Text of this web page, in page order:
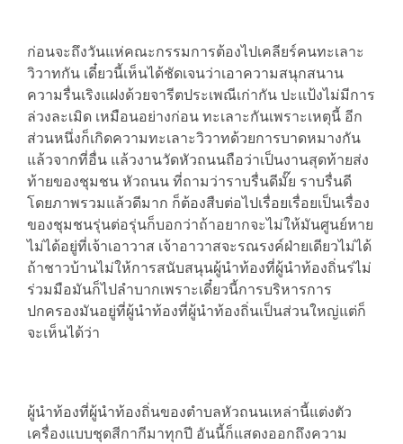
ก่อนจะถึงวันแห่คณะกรรมการต้องไปเคลียร์คนทะเลาะ
วิวาทกัน เดี๋ยวนี้เห็นได้ชัดเจนว่าเอาความสนุกสนาน
ความรื่นเริงแฝงด้วยจารีตประเพณีเก่ากัน ปะแป้งไม่มีการ
ล่วงละเมิด เหมือนอย่างก่อน ทะเลาะกันเพราะเหตุนี้ อีก
ส่วนหนึ่งก็เกิดความทะเลาะวิวาทด้วยการบาดหมางกัน
แล้วจากที่อื่น แล้วงานวัดหัวถนนถือว่าเป็นงานสุดท้ายส่ง
ท้ายของชุมชน หัวถนน ที่ถามว่าราบรื่นดีมั๊ย ราบรื่นดี
โดยภาพรวมแล้วดีมาก ก็ต้องสืบต่อไปเรื่อยเรื่อยเป็นเรื่อง
ของชุมชนรุ่นต่อรุ่นก็บอกว่าถ้าอยากจะไม่ให้มันศูนย์หาย
ไม่ได้อยู่ที่เจ้าเอาวาส เจ้าอาวาสจะรณรงค์ฝ่ายเดียวไม่ได้
ถ้าชาวบ้านไม่ให้การสนับสนุนผู้นำท้องที่ผู้นำท้องถิ่นร่ไม่
ร่วมมือมันก็ไปลำบากเพราะเดี๋ยวนี้การบริหารการ
ปกครองมันอยู่ที่ผู้นำท้องที่ผู้นำท้องถิ่นเป็นส่วนใหญ่แต่ก็
จะเห็นได้ว่า
ผู้นำท้องที่ผู้นำท้องถิ่นของตำบลหัวถนนเหล่านี้แต่งตัว
เครื่องแบบชุดสีกากีมาทุกปี อันนี้ก็แสดงออกถึงความ